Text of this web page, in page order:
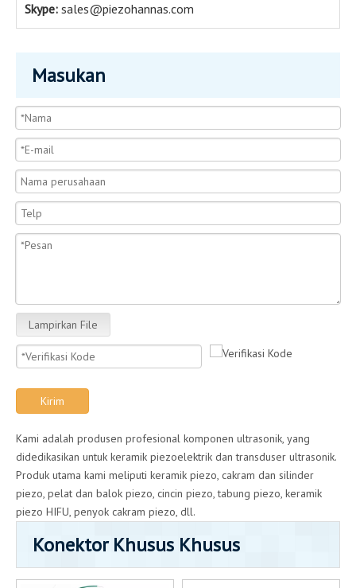
Skype: sales@piezohannas.com
Masukan
Lampirkan File
Kirim
Kami adalah produsen profesional komponen ultrasonik, yang
didedikasikan untuk keramik piezoelektrik dan transduser ultrasonik.
Produk utama kami meliputi keramik piezo, cakram dan silinder
piezo, pelat dan balok piezo, cincin piezo, tabung piezo, keramik
piezo HIFU, penyok cakram piezo, dll.
Konektor Khusus Khusus